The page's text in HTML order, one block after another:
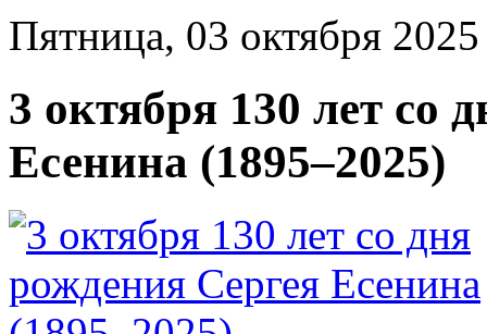
Пятница, 03 октября 2025
3 октября 130 лет со
Есенина (1895–2025)